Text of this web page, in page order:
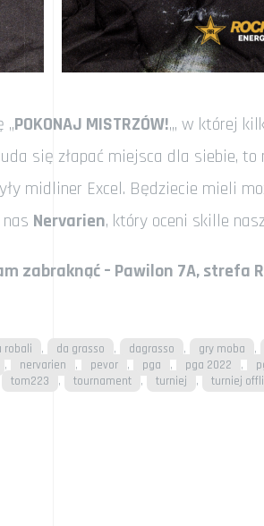
„POKONAJ MISTRZÓW!„, w której
się złapać miejsca dla siebie, to
midliner Excel. Będziecie mieli
Nervarien, który oceni skille
zabraknąć – Pawilon 7A, strefa
robali , da grasso , dagrasso , gry moba ,
, nervarien , pevor , pga , pga 2022 ,
tom223 , tournament , turniej , turniej